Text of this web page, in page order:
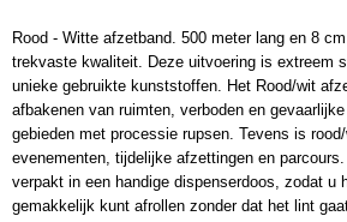
Rood - Witte afzetband. 500 meter lang en 8
trekvaste kwaliteit. Deze uitvoering is extreem
unieke gebruikte kunststoffen. Het Rood/wit
afbakenen van ruimten, verboden en
gebieden met processie rupsen. Tevens is
evenementen, tijdelijke afzettingen en
verpakt in een handige dispenserdoos, zodat u
gemakkelijk kunt afrollen zonder dat het lint